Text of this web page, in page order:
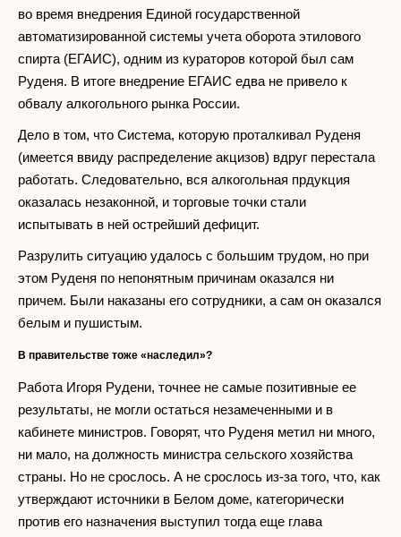
во время внедрения Единой государственной
автоматизированной системы учета оборота этилового
спирта (ЕГАИС), одним из кураторов которой был сам
Руденя. В итоге внедрение ЕГАИС едва не привело к
обвалу алкогольного рынка России.
Дело в том, что Система, которую проталкивал Руденя
(имеется ввиду распределение акцизов) вдруг перестала
работать. Следовательно, вся алкогольная прдукция
оказалась незаконной, и торговые точки стали
испытывать в ней острейший дефицит.
Разрулить ситуацию удалось с большим трудом, но при
этом Руденя по непонятным причинам оказался ни
причем. Были наказаны его сотрудники, а сам он оказался
белым и пушистым.
В правительстве тоже «наследил»?
Работа Игоря Рудени, точнее не самые позитивные ее
результаты, не могли остаться незамеченными и в
кабинете министров. Говорят, что Руденя метил ни много,
ни мало, на должность министра сельского хозяйства
страны. Но не срослось. А не срослось из-за того, что, как
утверждают источники в Белом доме, категорически
против его назначения выступил тогда еще глава